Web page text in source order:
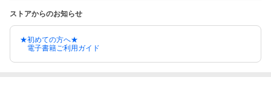
ストアからのお知らせ
★初めての方へ★
電子書籍ご利用ガイド